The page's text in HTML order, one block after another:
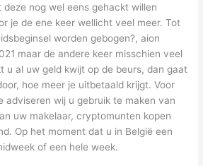
nog wel eens gehackt willen
je de ene keer wellicht veel meer. Tot
worden gebogen?, aion
maar de andere keer misschien veel
u al uw geld kwijt op de beurs, dan gaat
hoe meer je uitbetaald krijgt. Voor
adviseren wij u gebruik te maken van
uw makelaar, cryptomunten kopen
Op het moment dat u in België een
of een hele week.